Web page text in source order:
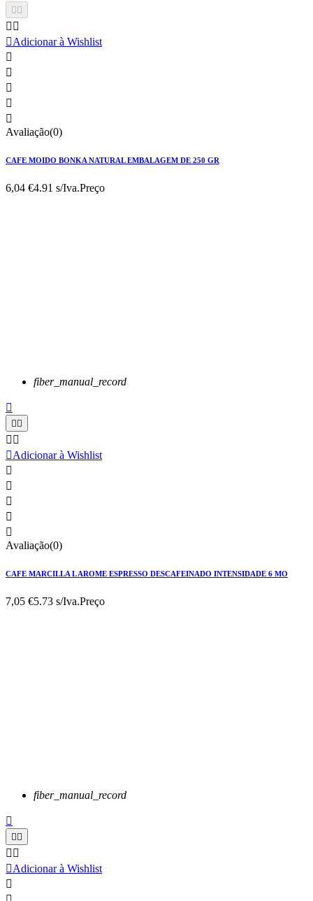
 
 
Adicionar à Wishlist





Avaliação(0)
CAFE MOIDO BONKA NATURAL EMBALAGEM DE 250 GR
6,04 €4.91 s/Iva.Preço
fiber_manual_record

 
 
Adicionar à Wishlist





Avaliação(0)
CAFE MARCILLA L AROME ESPRESSO DESCAFEINADO INTENSIDADE 6 MO
7,05 €5.73 s/Iva.Preço
fiber_manual_record

 
 
Adicionar à Wishlist
